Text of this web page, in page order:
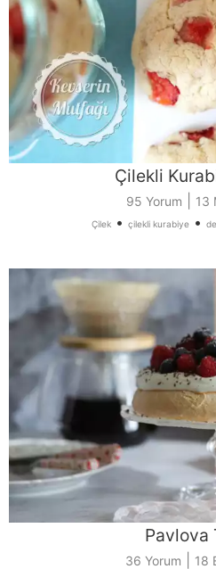
Çilekli
95 Yorum 13
Çilek • çilekli kurabiye •
Pavlova
36 Yorum 18